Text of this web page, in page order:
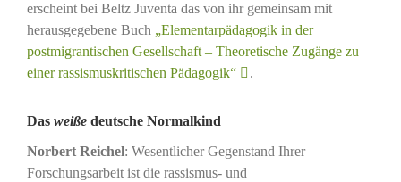
erscheint bei Beltz Juventa das von ihr gemeinsam mit
herausgegebene Buch „Elementarpädagogik in der
postmigrantischen Gesellschaft – Theoretische Zugänge zu
einer rassismuskritischen Pädagogik“
.
Das weißedeutsche Normalkind
Norbert Reichel: Wesentlicher Gegenstand Ihrer
Forschungsarbeit ist die rassismus- und